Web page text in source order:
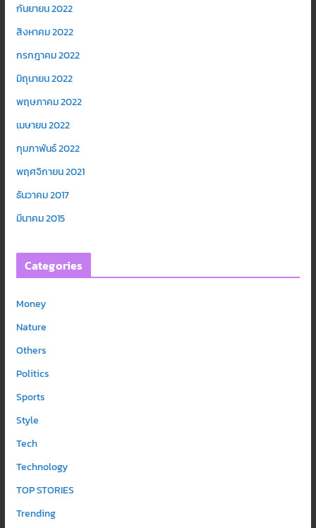
กันยายน 2022
สิงหาคม 2022
กรกฎาคม 2022
มิถุนายน 2022
พฤษภาคม 2022
เมษายน 2022
กุมภาพันธ์ 2022
พฤศจิกายน 2021
ธันวาคม 2017
มีนาคม 2015
Categories
Money
Nature
Others
Politics
Sports
Style
Tech
Technology
TOP STORIES
Trending